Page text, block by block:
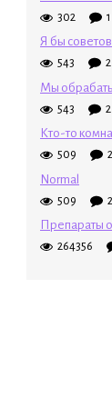
302 1
Я бы
543 2
Мы
543 2
Кто-то
509 2
Normal
509 2
Препараты
264356